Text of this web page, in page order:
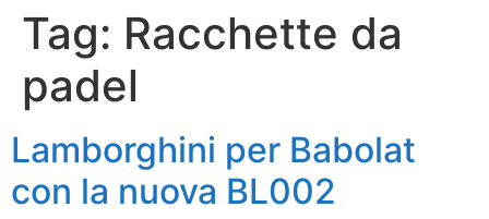
Tag: Racchette da
padel
Lamborghini per Babolat
con la nuova BL002